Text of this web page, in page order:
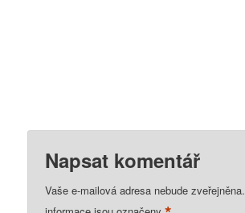
Napsat komentář
Vaše e-mailová adresa nebude zveřejněna.